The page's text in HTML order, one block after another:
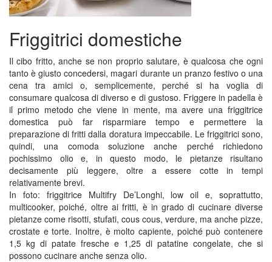
Friggitrici domestiche
Il cibo fritto, anche se non proprio salutare, è qualcosa che ogni
tanto è giusto concedersi, magari durante un pranzo festivo o una
cena tra amici o, semplicemente, perché si ha voglia di
consumare qualcosa di diverso e di gustoso. Friggere in padella è
il primo metodo che viene in mente, ma avere una friggitrice
domestica può far risparmiare tempo e permettere la
preparazione di fritti dalla doratura impeccabile. Le friggitrici sono,
quindi, una comoda soluzione anche perché richiedono
pochissimo olio e, in questo modo, le pietanze risultano
decisamente più leggere, oltre a essere cotte in tempi
relativamente brevi.
In foto: friggitrice Multifry De’Longhi, low oil e, soprattutto,
multicooker, poiché, oltre ai fritti, è in grado di cucinare diverse
pietanze come risotti, stufati, cous cous, verdure, ma anche pizze,
crostate e torte. Inoltre, è molto capiente, poiché può contenere
1,5 kg di patate fresche e 1,25 di patatine congelate, che si
possono cucinare anche senza olio.